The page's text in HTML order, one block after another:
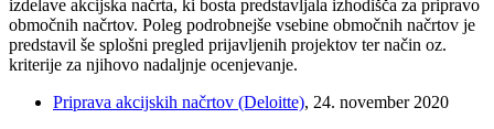
izdelave akcijska načrta, ki bosta predstavljala izhodišča za pripravo
območnih načrtov. Poleg podrobnejše vsebine območnih načrtov je
predstavil še splošni pregled prijavljenih projektov ter način oz.
kriterije za njihovo nadaljnje ocenjevanje.
Priprava akcijskih načrtov (Deloitte), 24. november 2020